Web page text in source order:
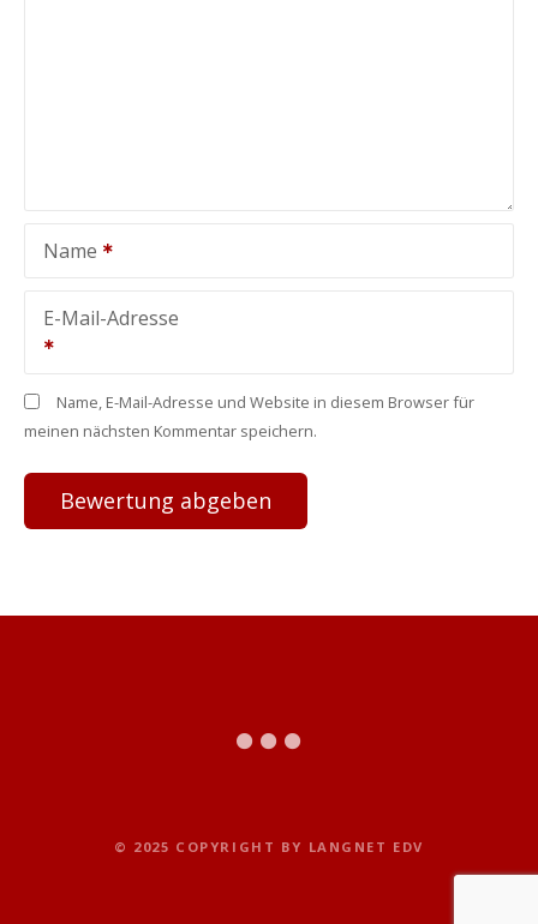
Name
E-Mail-Adresse
Name, E-Mail-Adresse und Website in diesem Browser für
meinen nächsten Kommentar speichern.
© 2025 COPYRIGHT BY LANGNET EDV